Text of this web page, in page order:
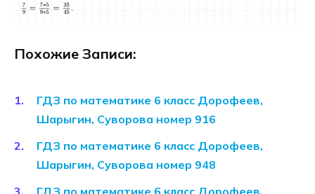
Похожие Записи:
ГДЗ по математике 6 класс Дорофеев,
Шарыгин, Суворова номер 916
ГДЗ по математике 6 класс Дорофеев,
Шарыгин, Суворова номер 948